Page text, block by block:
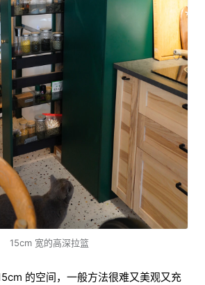
15cm 宽的高深拉篮
的空间，一般方法很难又美观又充